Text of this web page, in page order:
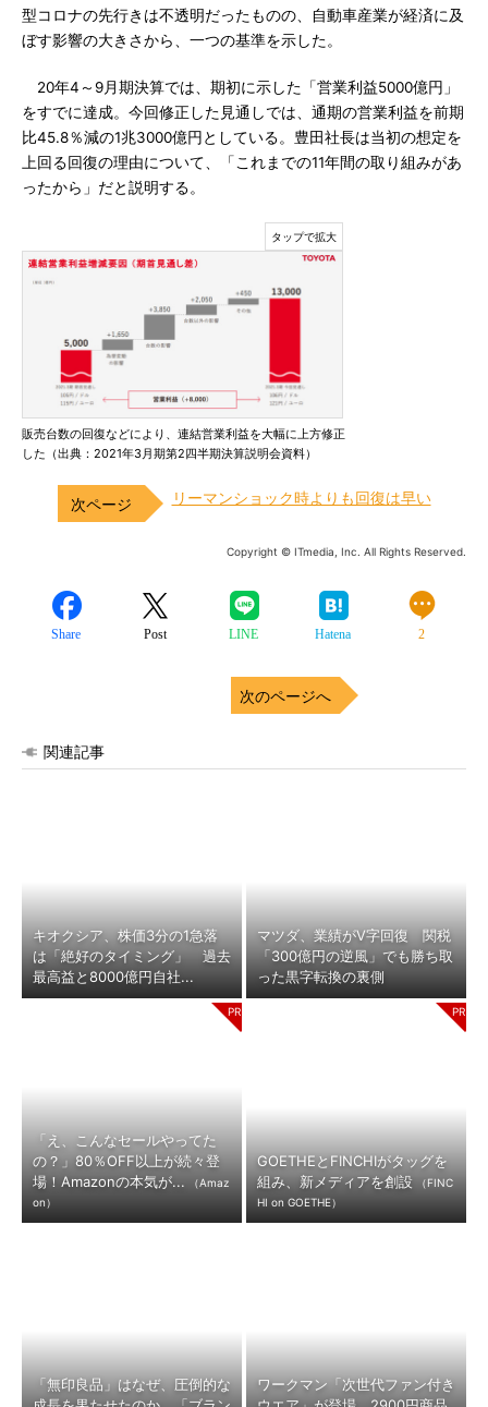
型コロナの先行きは不透明だったものの、自動車産業が経済に及
ぼす影響の大きさから、一つの基準を示した。
20年4～9月期決算では、期初に示した「営業利益5000億円」
をすでに達成。今回修正した見通しでは、通期の営業利益を前期
比45.8％減の1兆3000億円としている。豊田社長は当初の想定を
上回る回復の理由について、「これまでの11年間の取り組みがあ
ったから」だと説明する。
販売台数の回復などにより、連結営業利益を大幅に上方修正
した（出典：2021年3月期第2四半期決算説明会資料）
リーマンショック時よりも回復は早い
Copyright © ITmedia, Inc. All Rights Reserved.
Share Post LINE Hatena 2
次のページへ
関連記事
キオクシア、株価3分の1急落
は「絶好のタイミング」 過去
最高益と8000億円自社...
マツダ、業績がV字回復 関税
「300億円の逆風」でも勝ち取
った黒字転換の裏側
「え、こんなセールやってた
の？」80％OFF以上が続々登
場！Amazonの本気が...
（Amaz
on）
GOETHEとFINCHIがタッグを
組み、新メディアを創設
（FINC
HI on GOETHE）
「無印良品」はなぜ、圧倒的な
ワークマン「次世代ファン付き